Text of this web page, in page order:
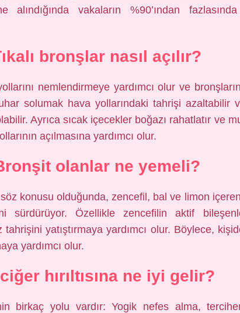
alındığında vakaların %90’ından
bronşlar nasıl açılır?
nemlendirmeye yardımcı olur ve bronşların
solumak hava yollarındaki tahrişi azaltabilir
Ayrıca sıcak içecekler boğazı rahatlatır ve
açılmasına yardımcı olur.
olanlar ne yemeli?
konusu olduğunda, zencefil, bal ve limon
sürdürüyor. Özellikle zencefilin aktif
yatıştırmaya yardımcı olur. Böylece,
yardımcı olur.
hırıltısına ne iyi gelir?
birkaç yolu vardır: Yogik nefes alma,